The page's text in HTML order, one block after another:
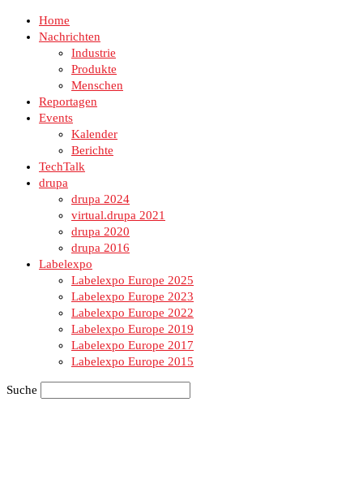
Home
Nachrichten
Industrie
Produkte
Menschen
Reportagen
Events
Kalender
Berichte
TechTalk
drupa
drupa 2024
virtual.drupa 2021
drupa 2020
drupa 2016
Labelexpo
Labelexpo Europe 2025
Labelexpo Europe 2023
Labelexpo Europe 2022
Labelexpo Europe 2019
Labelexpo Europe 2017
Labelexpo Europe 2015
Suche